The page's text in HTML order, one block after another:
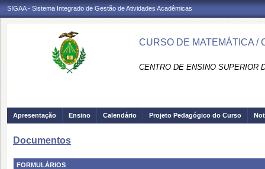
SIGAA - Sistema Integrado de Gestão de Atividades Acadêmicas
CURSO DE MATEMÁTICA /
CENTRO DE ENSINO SUPERIOR
Apresentação Ensino Calendário Projeto Pedagógico do Curso
Documentos
FORMULÁRIOS